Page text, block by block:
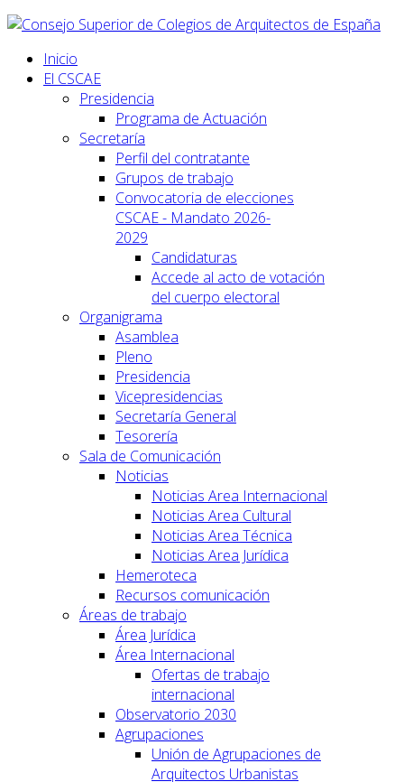
Inicio
El CSCAE
Presidencia
Programa de Actuación
Secretaría
Perfil del contratante
Grupos de trabajo
Convocatoria de elecciones
CSCAE - Mandato 2026-
2029
Candidaturas
Accede al acto de votación
del cuerpo electoral
Organigrama
Asamblea
Pleno
Presidencia
Vicepresidencias
Secretaría General
Tesorería
Sala de Comunicación
Noticias
Noticias Area Internacional
Noticias Area Cultural
Noticias Area Técnica
Noticias Area Jurídica
Hemeroteca
Recursos comunicación
Áreas de trabajo
Área Jurídica
Área Internacional
Ofertas de trabajo
internacional
Observatorio 2030
Agrupaciones
Unión de Agrupaciones de
Arquitectos Urbanistas